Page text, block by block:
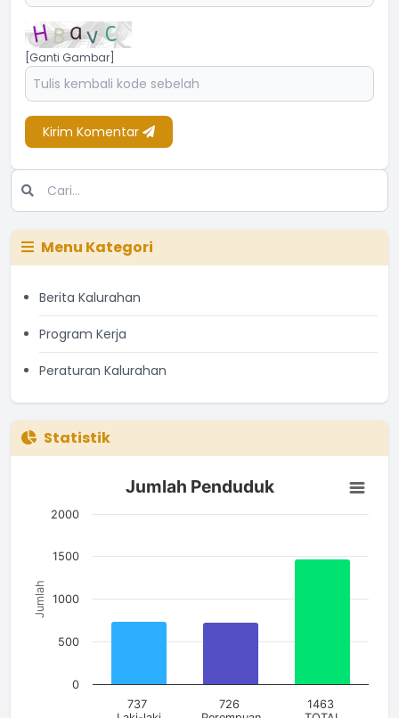
[Ganti Gambar]
Kirim Komentar
Menu Kategori
Berita Kalurahan
Program Kerja
Peraturan Kalurahan
Statistik
Jumlah Penduduk
Bar chart with 3 bars.
The chart has 1 X axis displaying categories.
Jumlah
Jumlah Penduduk
737
726
1463
0
500
1000
1500
2000